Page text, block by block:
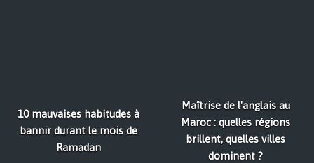
10 mauvaises habitudes à
bannir durant le mois de
Ramadan
Maîtrise de l'anglais au
Maroc : quelles régions
brillent, quelles villes
dominent ?